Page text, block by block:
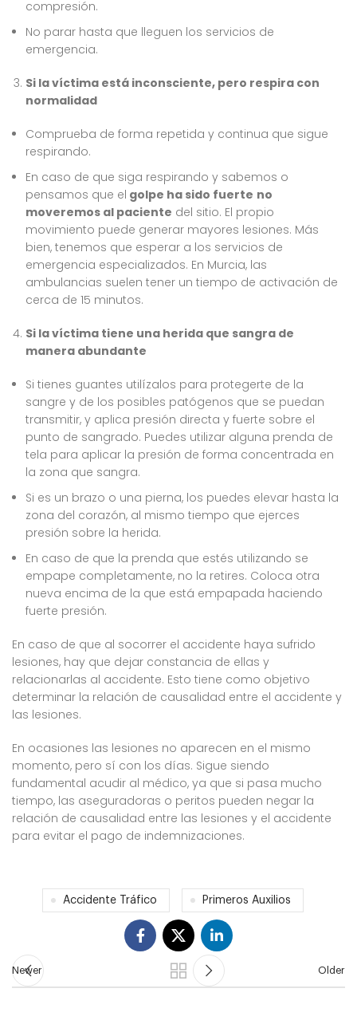
compresión.
No parar hasta que lleguen los servicios de
emergencia.
Si la víctima está inconsciente, pero respira con
normalidad
Comprueba de forma repetida y continua que sigue
respirando.
En caso de que siga respirando y sabemos o
pensamos que el golpe ha sido fuerte no
moveremos al paciente del sitio. El propio
movimiento puede generar mayores lesiones. Más
bien, tenemos que esperar a los servicios de
emergencia especializados. En Murcia, las
ambulancias suelen tener un tiempo de activación de
cerca de 15 minutos.
Si la víctima tiene una herida que sangra de
manera abundante
Si tienes guantes utilízalos para protegerte de la
sangre y de los posibles patógenos que se puedan
transmitir, y aplica presión directa y fuerte sobre el
punto de sangrado. Puedes utilizar alguna prenda de
tela para aplicar la presión de forma concentrada en
la zona que sangra.
Si es un brazo o una pierna, los puedes elevar hasta la
zona del corazón, al mismo tiempo que ejerces
presión sobre la herida.
En caso de que la prenda que estés utilizando se
empape completamente, no la retires. Coloca otra
nueva encima de la que está empapada haciendo
fuerte presión.
En caso de que al socorrer el accidente haya sufrido
lesiones, hay que dejar constancia de ellas y
relacionarlas al accidente. Esto tiene como objetivo
determinar la relación de causalidad entre el accidente y
las lesiones.
En ocasiones las lesiones no aparecen en el mismo
momento, pero sí con los días. Sigue siendo
fundamental acudir al médico, ya que si pasa mucho
tiempo, las aseguradoras o peritos pueden negar la
relación de causalidad entre las lesiones y el accidente
para evitar el pago de indemnizaciones.
Accidente Tráfico Primeros Auxilios
Newer Older